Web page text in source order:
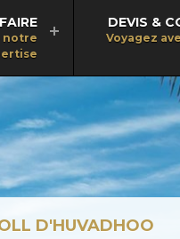
notre
DEVIS &
Voyagez
D'HUVADHOO